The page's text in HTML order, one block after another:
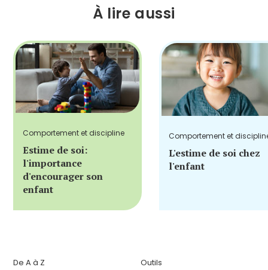
À lire aussi
Comportement et discipline
Estime de soi:
l'importance
d'encourager son
enfant
Comportement et
L'estime de soi chez
l'enfant
De A à Z
Outils